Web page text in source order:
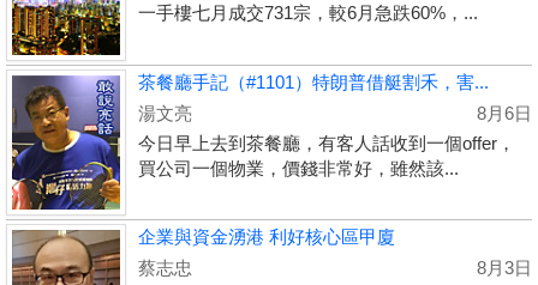
一手樓七月成交731宗，較6月急跌60%，...
茶餐廳手記（#1101）特朗普借艇割禾，害...
湯文亮
8月6日
今日早上去到茶餐廳，有客人話收到一個offer，
買公司一個物業，價錢非常好，雖然該...
企業與資金湧港 利好核心區甲廈
蔡志忠
8月3日